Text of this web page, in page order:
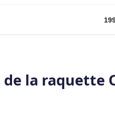
la raquette